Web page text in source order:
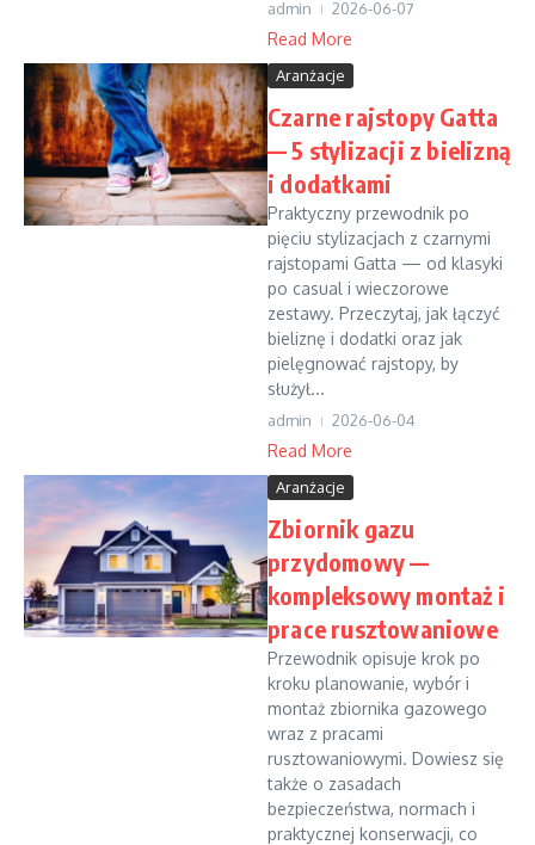
admin 2026-06-07
Read More
Aranżacje
Czarne rajstopy Gatta
— 5 stylizacji z bielizną
i dodatkami
Praktyczny przewodnik po
pięciu stylizacjach z czarnymi
rajstopami Gatta — od klasyki
po casual i wieczorowe
zestawy. Przeczytaj, jak łączyć
bieliznę i dodatki oraz jak
pielęgnować rajstopy, by
służył...
admin 2026-06-04
Read More
Aranżacje
Zbiornik gazu
przydomowy —
kompleksowy montaż i
prace rusztowaniowe
Przewodnik opisuje krok po
kroku planowanie, wybór i
montaż zbiornika gazowego
wraz z pracami
rusztowaniowymi. Dowiesz się
także o zasadach
bezpieczeństwa, normach i
praktycznej konserwacji, co